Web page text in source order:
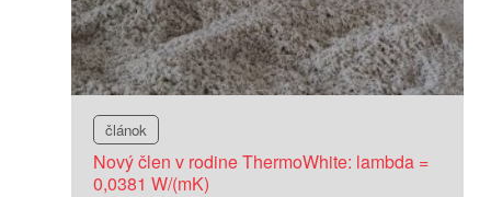
článok
Nový člen v rodine ThermoWhite: lambda =
0,0381 W/(mK)